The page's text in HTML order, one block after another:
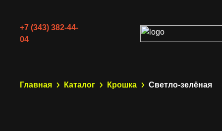
+7 (343) 382-44-
04
Главная Каталог Крошка Светло-зелёная